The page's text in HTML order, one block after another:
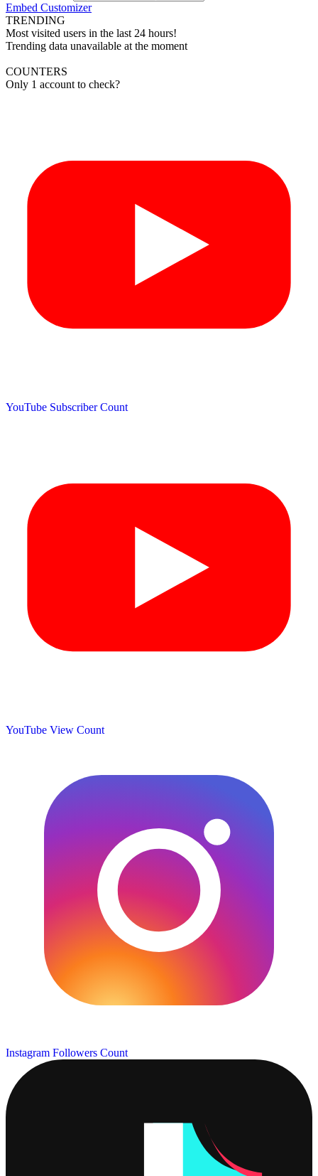
Embed Customizer
TRENDING
Most visited users in the last 24 hours!
Trending data unavailable at the moment
COUNTERS
Only 1 account to check?
YouTube Subscriber Count
YouTube View Count
Instagram Followers Count